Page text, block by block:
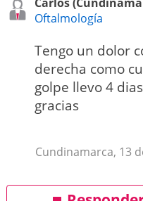
Oftalmología
Tengo un dolor
derecha como
golpe llevo 4
gracias
Cundinamarca, 13